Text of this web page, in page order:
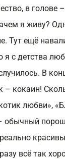
в голове
я живу?
Тут ещё
я с детства
В
– кокаин!
любви»,
обычный
всё так